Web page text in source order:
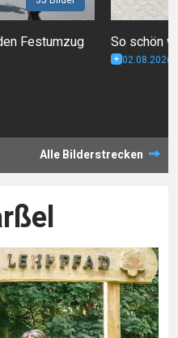
Festumzug
So schön
02.08.2026
Alle Bilderstrecken